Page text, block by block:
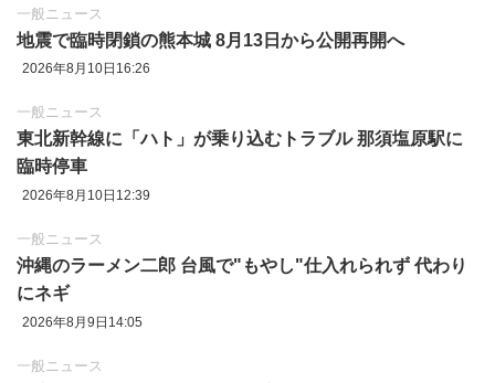
一般ニュース
地震で臨時閉鎖の熊本城 8月13日から公開再開へ
2026年8月10日16:26
一般ニュース
東北新幹線に「ハト」が乗り込むトラブル 那須塩原駅に
臨時停車
2026年8月10日12:39
一般ニュース
沖縄のラーメン二郎 台風で"もやし"仕入れられず 代わり
にネギ
2026年8月9日14:05
一般ニュース